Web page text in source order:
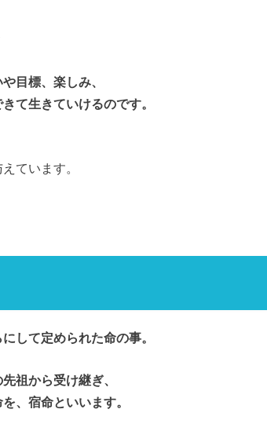
目標、楽しみ、
て生きていけるのです。
ています。
して定められた命の事。
祖から受け継ぎ、
、宿命といいます。